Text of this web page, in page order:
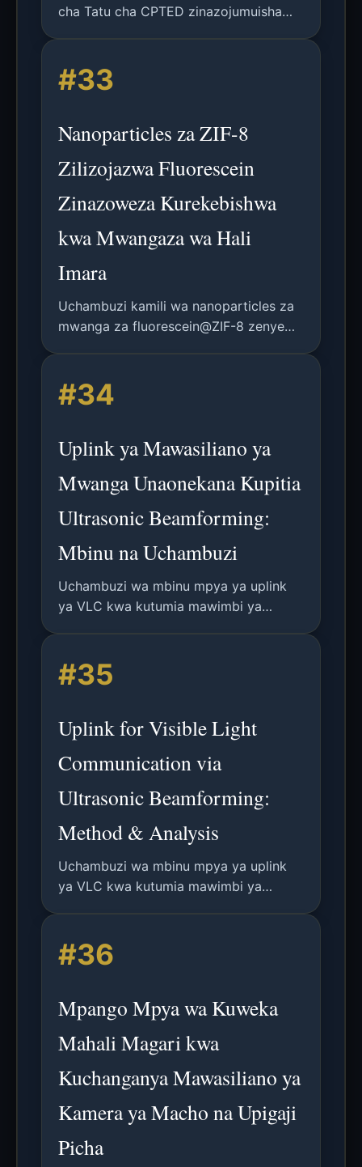
cha Tatu cha CPTED zinazojumuisha
zenye akili, ufuatiliaji, na programu za
kidijitali zilizo na mifumo ya usalama.
#33
Nanoparticles za ZIF-8
Zilizojazwa Fluorescein
Zinazoweza Kurekebishwa
kwa Mwangaza wa Hali
Imara
Uchambuzi kamili wa nanoparticles za
mwanga za fluorescein@ZIF-8 zenye
unaoweza kurekebishwa kwa matumizi
ya LED.
#34
Uplink ya Mawasiliano ya
Mwanga Unaonekana Kupitia
Ultrasonic Beamforming:
Mbinu na Uchambuzi
Uchambuzi wa mbinu mpya ya uplink
ya VLC kwa kutumia mawimbi ya
mikrofoni kwa upana wa bandi usio na
ulinganifu na upokeaji wa mwelekeo.
#35
Uplink for Visible Light
Communication via
Ultrasonic Beamforming:
Method & Analysis
Uchambuzi wa mbinu mpya ya uplink
ya VLC kwa kutumia mawimbi ya
safu ya mikrofoni kwa mahitaji ya
bandwidth isiyo na ulinganifu.
#36
Mpango Mpya wa Kuweka
Mahali Magari kwa
Kuchanganya Mawasiliano ya
Kamera ya Macho na Upigaji
Picha